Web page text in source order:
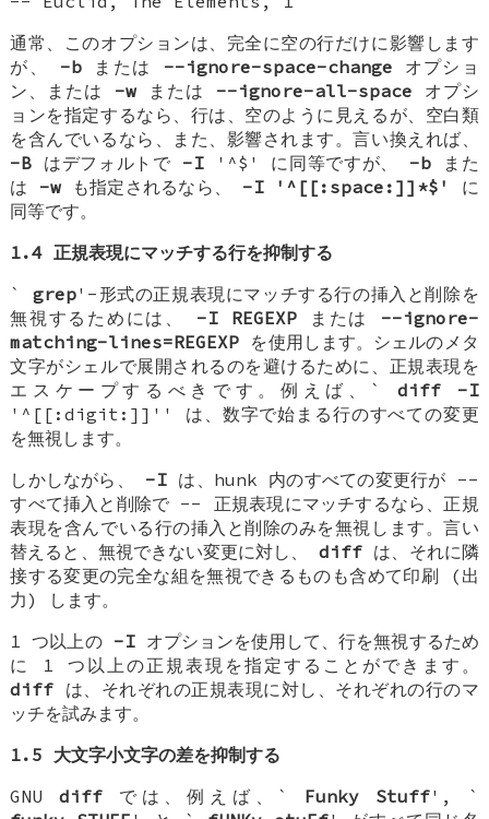
通常、このオプションは、完全に空の行だけに影響します
が、 -b または --ignore-space-change オプショ
ン、または -w または --ignore-all-space オプシ
ョンを指定するなら、行は、空のように見えるが、空白類
を含んでいるなら、また、影響されます。言い換えれば、
-B はデフォルトで -I '^$' に同等ですが、 -b また
は -wも指定されるなら、 -I '^[[:space:]]*$'
に
同等です。
1.4 正規表現にマッチする行を抑制する
` grep'-形式の正規表現にマッチする行の挿入と削除を
無視するためには、 -I REGEXP または --ignore-
matching-lines=REGEXP を使用します。シェルのメタ
文字がシェルで展開されるのを避けるために、正規表現を
エスケープするべきです。例えば、`diff -I
'^[[:digit:]]'' は、数字で始まる行のすべての変更
を無視します。
しかしながら、 -I は、hunk 内のすべての変更行が --
すべて挿入と削除で -- 正規表現にマッチするなら、正規
表現を含んでいる行の挿入と削除のみを無視します。言い
替えると、無視できない変更に対し、diff は、それに隣
接する変更の完全な組を無視できるものも含めて印刷 (出
力) します。
1 つ以上の -Iオプションを使用して、行を無視するため
に 1 つ以上の正規表現を指定することができます。
diff は、それぞれの正規表現に対し、それぞれの行のマ
ッチを試みます。
1.5 大文字小文字の差を抑制する
GNUdiff では、例えば、` Funky Stuff', `